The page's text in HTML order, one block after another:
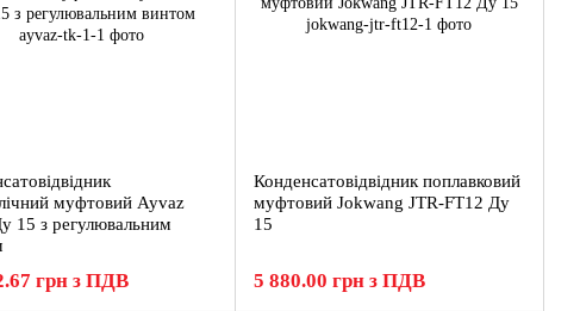
муфтовий Ayvaz
15 з регулювальним
грн з ПДВ
Конденсатовідвідник поплавковий
муфтовий Jokwang JTR-FT12 Ду
15
5 880.00 грн з ПДВ